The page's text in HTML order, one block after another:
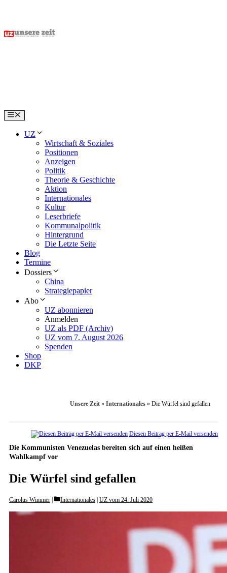
content
Menu
UZ
Wirtschaft & Soziales
Positionen
Anzeigen
Politik
Theorie & Geschichte
Aktion
Internationales
Kultur
Leserbriefe
Kommunalpolitik
Hintergrund
Die Letzte Seite
Blog
Termine
Dossiers
China
Strategiepapier
Abo
UZ abonnieren
Anmelden
UZ als PDF (Archiv)
UZ vom 7. August 2026
Spenden
Shop
DKP
Unsere Zeit » Internationales » Die Würfel sind gefallen
Diesen Beitrag per E-Mail versenden
Die Kommunisten Venezuelas bereiten sich auf einen heißen
Wahlkampf vor
Die Würfel sind gefallen
Carolus Wimmer Categories
Internationales UZ vom 24. Juli 2020